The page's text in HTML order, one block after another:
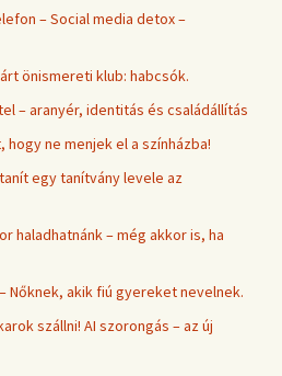
– Social media detox –
önismereti klub: habcsók.
– aranyér, identitás és családállítás
ne menjek el a színházba!
egy tanítvány levele az
haladhatnánk – még akkor is, ha
Nőknek, akik fiú gyereket nevelnek.
szállni! AI szorongás – az új